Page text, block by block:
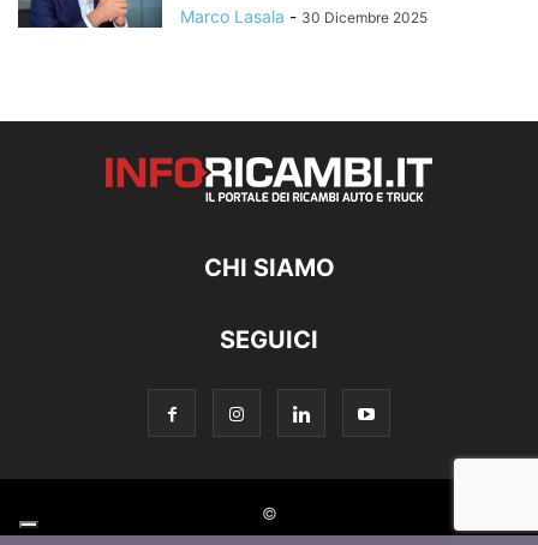
Marco Lasala - 30 Dicembre 2025
CHI SIAMO
SEGUICI
©